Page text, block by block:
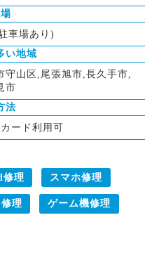
車場あり)
い地域
山区,尾張旭市,長久手市,
市
法
ード利用可
理 スマホ修理
理 ゲーム機修理